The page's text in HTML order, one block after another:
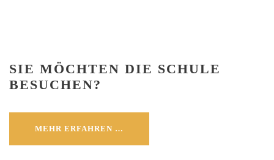
SIE MÖCHTEN DIE SCHULE
BESUCHEN?
MEHR ERFAHREN …